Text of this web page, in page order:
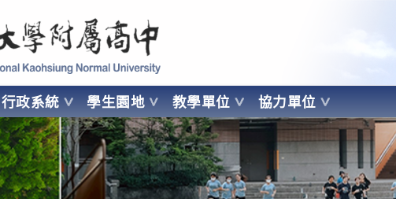
Kaohsiung Normal University
行政系統 學生園地 教學單位 協力單位
NORMAL UNIVERSITY